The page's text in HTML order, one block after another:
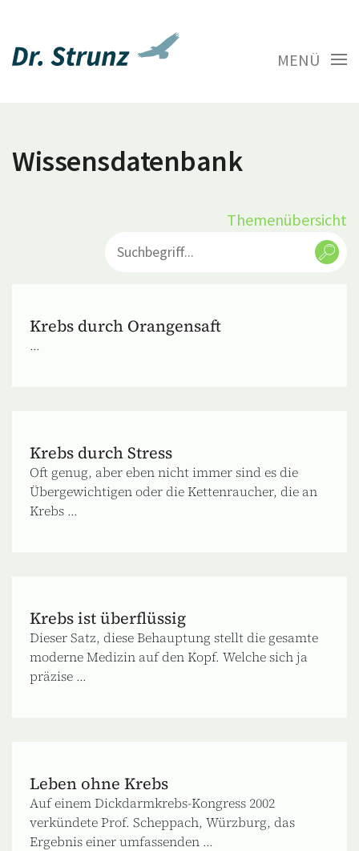
MENÜ
Wissensdatenbank
Themenübersicht
Krebs durch Orangensaft
...
Krebs durch Stress
Oft genug, aber eben nicht immer sind es die
Übergewichtigen oder die Kettenraucher, die an
Krebs ...
Krebs ist überflüssig
Dieser Satz, diese Behauptung stellt die gesamte
moderne Medizin auf den Kopf. Welche sich ja
präzise ...
Leben ohne Krebs
Auf einem Dickdarmkrebs-Kongress 2002
verkündete Prof. Scheppach, Würzburg, das
Ergebnis einer umfassenden ...